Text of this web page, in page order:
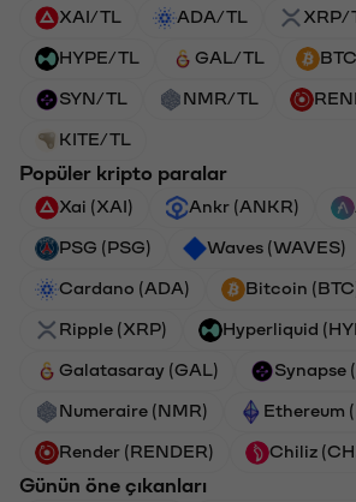
XAI/TL ADA/TL XRP/
HYPE/TL GAL/TL
SYN/TL NMR/TL
KITE/TL
Popüler kripto paralar
Xai (XAI) Ankr (ANKR)
PSG (PSG) Waves (WAVES)
Cardano (ADA) Bitcoin
Ripple (XRP) Hyperliquid
Galatasaray (GAL) Synapse
Numeraire (NMR) Ethereum
Render (RENDER) Chiliz
Günün öne çıkanları